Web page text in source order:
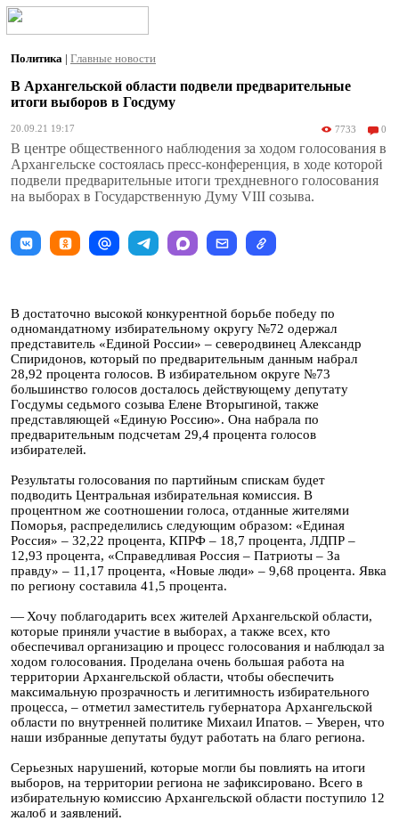
Политика | Главные новости
В Архангельской области подвели предварительные
итоги выборов в Госдуму
20.09.21 19:17 7733 0
В центре общественного наблюдения за ходом голосования в
Архангельске состоялась пресс-конференция, в ходе которой
подвели предварительные итоги трехдневного голосования
на выборах в Государственную Думу VIII созыва.
В достаточно высокой конкурентной борьбе победу по
одномандатному избирательному округу №72 одержал
представитель «Единой России» – северодвинец Александр
Спиридонов, который по предварительным данным набрал
28,92 процента голосов. В избирательном округе №73
большинство голосов досталось действующему депутату
Госдумы седьмого созыва Елене Вторыгиной, также
представляющей «Единую Россию». Она набрала по
предварительным подсчетам 29,4 процента голосов
избирателей.
Результаты голосования по партийным спискам будет
подводить Центральная избирательная комиссия. В
процентном же соотношении голоса, отданные жителями
Поморья, распределились следующим образом: «Единая
Россия» – 32,22 процента, КПРФ – 18,7 процента, ЛДПР –
12,93 процента, «Справедливая Россия – Патриоты – За
правду» – 11,17 процента, «Новые люди» – 9,68 процента. Явка
по региону составила 41,5 процента.
— Хочу поблагодарить всех жителей Архангельской области,
которые приняли участие в выборах, а также всех, кто
обеспечивал организацию и процесс голосования и наблюдал за
ходом голосования. Проделана очень большая работа на
территории Архангельской области, чтобы обеспечить
максимальную прозрачность и легитимность избирательного
процесса, – отметил заместитель губернатора Архангельской
области по внутренней политике Михаил Ипатов. – Уверен, что
наши избранные депутаты будут работать на благо региона.
Серьезных нарушений, которые могли бы повлиять на итоги
выборов, на территории региона не зафиксировано. Всего в
избирательную комиссию Архангельской области поступило 12
жалоб и заявлений.